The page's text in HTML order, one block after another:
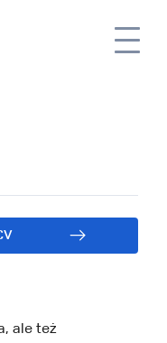
zobacz,
ale też